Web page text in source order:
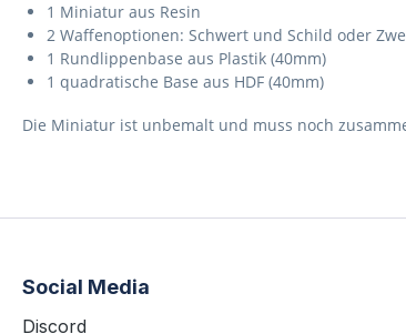
1 Miniatur aus Resin
2 Waffenoptionen: Schwert und Schild oder
1 Rundlippenbase aus Plastik (40mm)
1 quadratische Base aus HDF (40mm)
Die Miniatur ist unbemalt und muss noch
Social Media
Discord